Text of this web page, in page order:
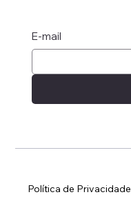
E-mail
Política de Privacidade